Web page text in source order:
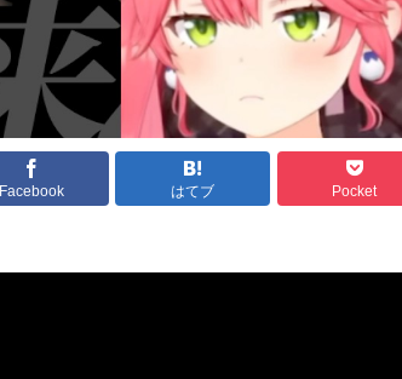
Facebook はてブ Pocket